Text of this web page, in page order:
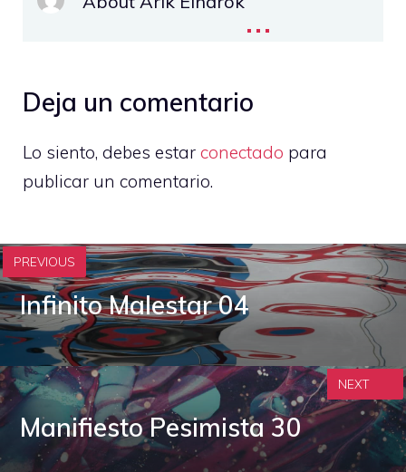
...
Deja un comentario
Lo siento, debes estar conectado para
publicar un comentario.
PREVIOUS
Infinito Malestar 04
Manifiesto Pesimista 30
NEXT